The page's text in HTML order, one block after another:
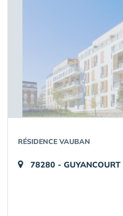
RÉSIDENCE VAUBAN
78280 - GUYANCOURT